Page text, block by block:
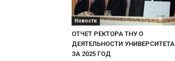
Новости
ОТЧЕТ РЕКТОРА ТНУ О
ДЕЯТЕЛЬНОСТИ УНИВЕРСИТЕТА
ЗА 2025 ГОД